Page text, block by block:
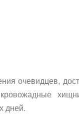
очевидцев,
дней.